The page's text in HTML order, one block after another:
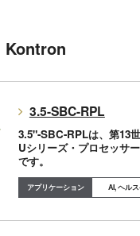
Kontron
3.5-SBC-RPL
3.5"-SBC-RPLは、第13
Uシリーズ・プロセッサ
です。
AI, ヘル